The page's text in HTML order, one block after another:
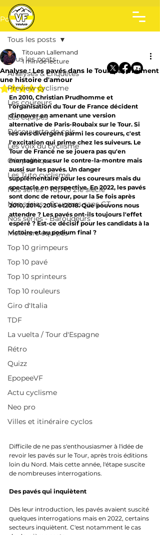
Post
Tous les posts
Analyses & Enquêtes
Preview cyclisme
Les coureurs
Les équipes
Découverte de cols
Les voix du cyclisme
Géopolitique
Les Tuto cyclisme
Nos séries - Top 10 21e siècle
Nos séries - Coureurs sans GT
Nos séries - Baroudeurs
Meilleurs équipes
Top 10 grimpeurs
Top 10 pavé
Top 10 sprinteurs
Top 10 rouleurs
Giro d'Italia
TDF
La vuelta / Tour d'Espagne
Rétro
Quizz
EpopeeVF
Actu cyclisme
Neo pro
Villes et itinéraire cyclos
Tous les posts
Analyse : Les pavés dans le Tour, pas vraiment
une histoire d'amour
Titouan Lallemand
1 min de lecture
Noté NaN étoiles sur 5.
En 2010, Christian Prudhomme et
l'organisation du Tour de France décident
d'innover en amenant une version
alternative de Paris-Roubaix sur le Tour. Si
les avis divergent parmi les coureurs, c'est
l'excitation qui prime chez les suiveurs. Le
Tour de France ne se jouera pas qu'en
montagne ou sur le contre-la-montre mais
aussi sur les pavés. Un danger
supplémentaire pour les coureurs mais du
spectacle en perspective. En 2022, les pavés
sont donc de retour, pour la 5e fois après
2010, 2014, 2015 et2018. Que pouvons nous
attendre ? Les pavés ont-ils toujours l'effet
espéré ? Est-ce décisif pour les candidats à la
victoire et au podium final ?
Difficile de ne pas s'enthousiasmer à l'idée de
revoir les pavés sur le Tour, après trois éditions
loin du Nord. Mais cette année, l'étape suscite
de nombreuses interrogations.
Des pavés qui inquiètent
Dès leur introduction, les pavés avaient suscité
quelques interrogations mais en 2022, certains
secteurs inquiètent. C'est notamment le cas